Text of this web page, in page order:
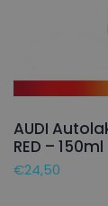
AUDI
RED – 150ml
€24,50